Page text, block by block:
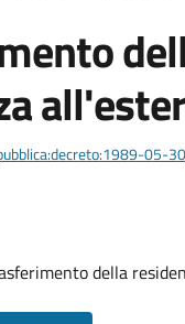
05-
della